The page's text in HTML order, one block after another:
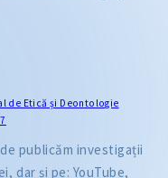
de Etică și Deontologie
publicăm investigații
dar și pe: YouTube,